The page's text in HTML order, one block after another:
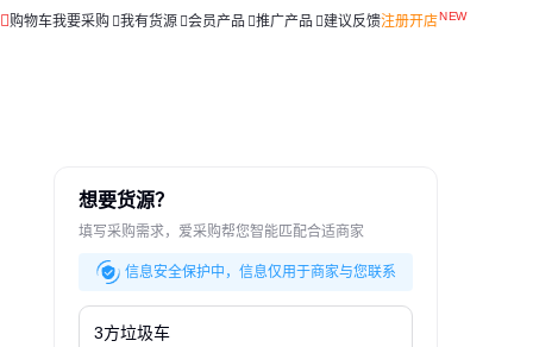
购物车我要采购 我有货源 会员产品 推广产品 建议反馈注册开店
想要货源？
填写采购需求，爱采购帮您智能匹配合适商家
信息安全保护中，信息仅用于商家与您联系